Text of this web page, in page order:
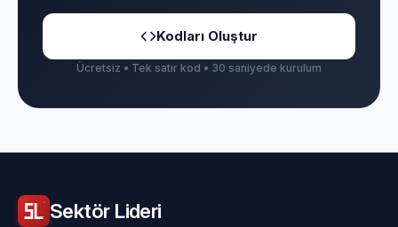
Kodları Oluştur
Ücretsiz • Tek satır kod • 30 saniyede kurulum
Sektör Lideri